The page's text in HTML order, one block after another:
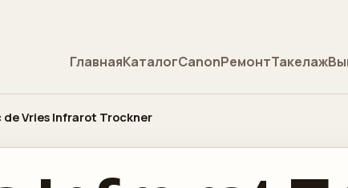
ГлавнаяКаталогCanonРемонтТакелаж
de Vries Infrarot Trockner